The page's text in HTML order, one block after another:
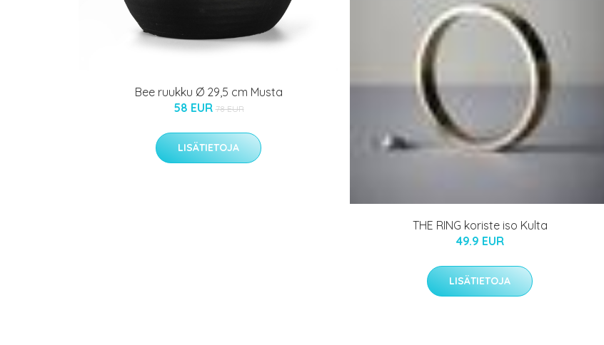
Bee ruukku Ø 29,5 cm Musta
58 EUR 78 EUR
LISÄTIETOJA
THE RING koriste iso Kulta
49.9 EUR
LISÄTIETOJA